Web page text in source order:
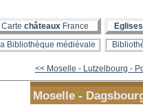
Carte châteauxFrance Eglises
Bibliothèque médiévale
<< Moselle - Lutzelbourg -
Moselle -